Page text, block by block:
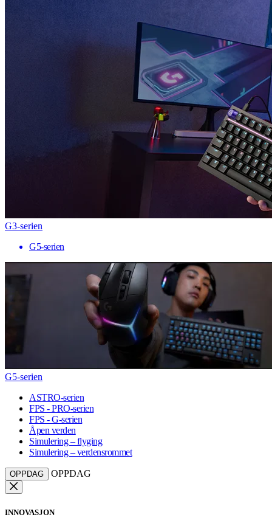
G3-serien
G5-serien
G5-serien
ASTRO-serien
FPS - PRO-serien
FPS - G-serien
Åpen verden
Simulering – flyging
Simulering – verdensrommet
OPPDAG OPPDAG
INNOVASJON